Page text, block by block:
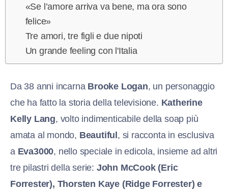
«Se l’amore arriva va bene, ma ora sono
felice»
Tre amori, tre figli e due nipoti
Un grande feeling con l'Italia
Da 38 anni incarna Brooke Logan, un personaggio
che ha fatto la storia della televisione. Katherine
Kelly Lang, volto indimenticabile della soap più
amata al mondo, Beautiful, si racconta in esclusiva
a Eva3000, nello speciale in edicola, insieme ad altri
tre pilastri della serie: John McCook (Eric
Forrester), Thorsten Kaye (Ridge Forrester) e